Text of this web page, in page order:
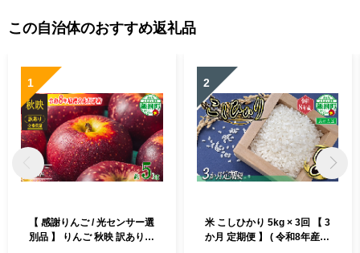
この自治体のおすすめ返礼品
1
【 感謝りんご / 光センサー選
別品 】 りんご 秋映 訳あり 5
2
米 こしひかり 5kg × 3回 【 3
か月 定期便 】 ( 令和8年産 )